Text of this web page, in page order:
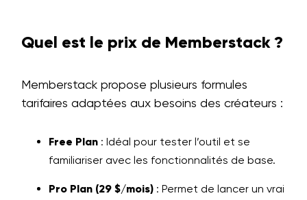
Quel est le prix de Memberstack ?
Memberstack propose plusieurs formules
tarifaires adaptées aux besoins des créateurs :
Free Plan : Idéal pour tester l’outil et se
familiariser avec les fonctionnalités de base.
Pro Plan (29 $/mois) : Permet de lancer un vrai